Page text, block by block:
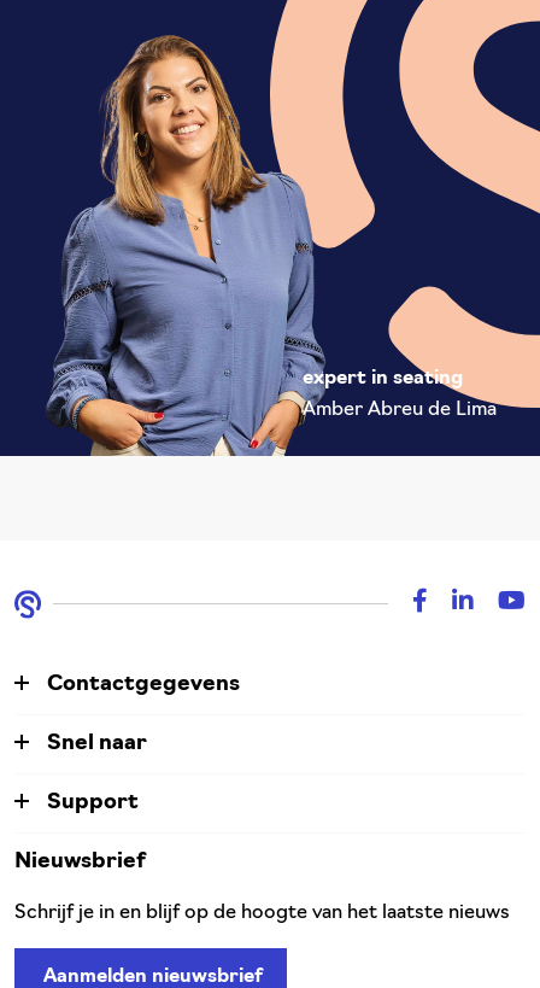
expert in seating
Amber Abreu de Lima
Contactgegevens
Snel naar
Support
Nieuwsbrief
Schrijf je in en blijf op de hoogte van het laatste nieuws
Aanmelden nieuwsbrief